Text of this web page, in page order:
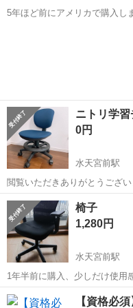
5年ほど前にアメリカで購入し
ニトリ学習
0円
水天宮前駅
閲覧いただきありがとうござ
きをするために、商品説明欄
い。 【商品】 4年ほど前に購入したニトリの学習イスです。 【サイ
ズ】 幅520×奥行560×...
東京 中央区 水天宮前駅
椅子
1,280円
水天宮前駅
1年半前に購入、少しだけ使用
ョンまでに受け取りに来られ
東京 水天宮前
【資格必